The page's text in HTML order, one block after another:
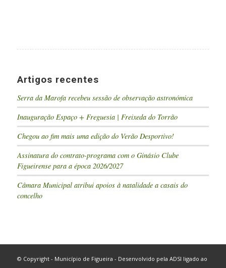
Artigos recentes
Serra da Marofa recebeu sessão de observação astronómica
Inauguração Espaço + Freguesia | Freixeda do Torrão
Chegou ao fim mais uma edição do Verão Desportivo!
Assinatura do contrato-programa com o Ginásio Clube
Figueirense para a época 2026/2027
Câmara Municipal atribui apoios à natalidade a casais do
concelho
© Copyright - Município de Figueira - Desenvolvido pela ADSI ligado ao